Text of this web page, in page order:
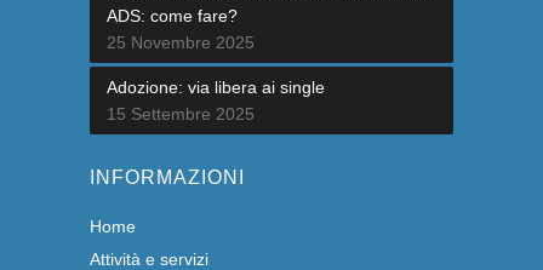
ADS: come fare?
25 Novembre 2025
Adozione: via libera ai single
15 Settembre 2025
INFORMAZIONI
Home
Attività e servizi